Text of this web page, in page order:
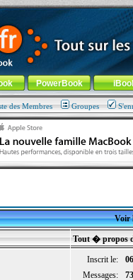
! -Aller au menu de la
PowerBook
des Membres Groupes
Voir
Tout � propos
Inscrit le:
Messages: